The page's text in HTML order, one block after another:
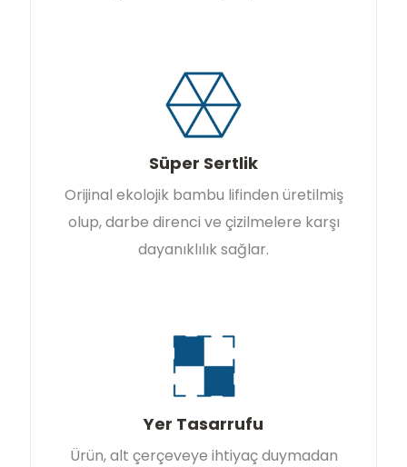
Süper Sertlik
Orijinal ekolojik bambu lifinden üretilmiş
olup, darbe direnci ve çizilmelere karşı
dayanıklılık sağlar.
Yer Tasarrufu
Ürün, alt çerçeveye ihtiyaç duymadan